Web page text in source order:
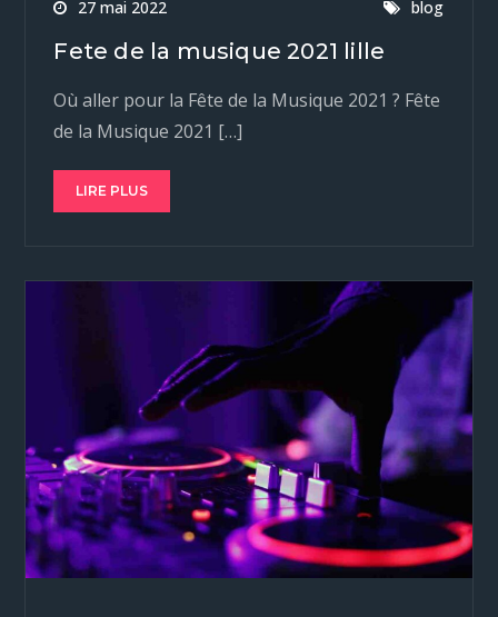
27 mai 2022 blog
Fete de la musique 2021 lille
Où aller pour la Fête de la Musique 2021 ? Fête
de la Musique 2021 […]
LIRE PLUS